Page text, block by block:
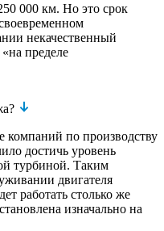
000 км. Но это срок
некачественный
пределе
компаний по производству
достичь уровень
турбиной. Таким
двигателя
работать столько же
изначально на